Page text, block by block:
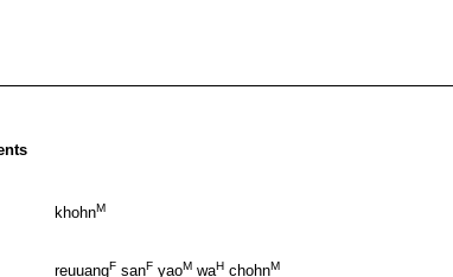
khohnM
reuuangF sanF yaoM waH chohnM